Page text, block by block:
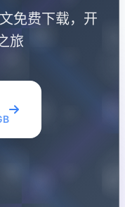
免费下载，开
旅